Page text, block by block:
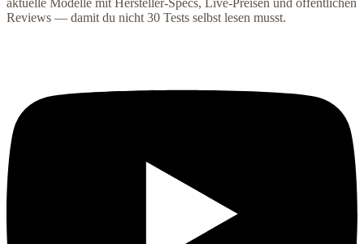
aktuelle Modelle mit Hersteller-Specs, Live-Preisen und öffentlichen
Reviews — damit du nicht 30 Tests selbst lesen musst.